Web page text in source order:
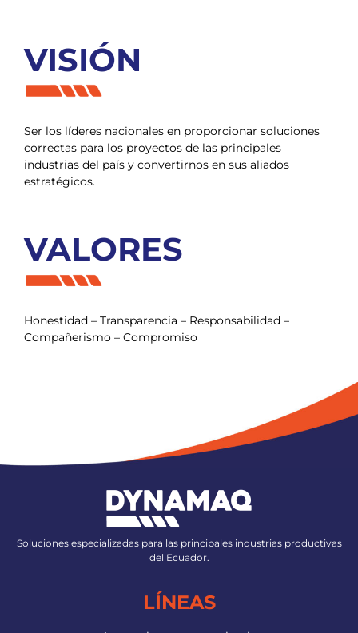
VISIÓN
Ser los líderes nacionales en proporcionar soluciones
correctas para los proyectos de las principales
industrias del país y convertirnos en sus aliados
estratégicos.
VALORES
Honestidad – Transparencia – Responsabilidad –
Compañerismo – Compromiso
Soluciones especializadas para las principales industrias productivas
del Ecuador.
LÍNEAS